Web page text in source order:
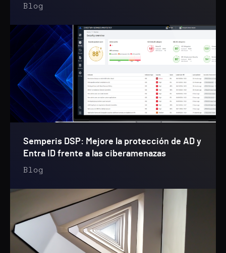
Blog
Semperis DSP: Mejore la protección de AD y
Entra ID frente a las ciberamenazas
Blog